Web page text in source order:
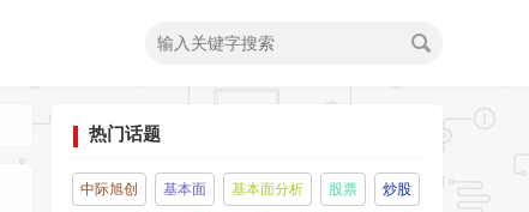
热门话题
中际旭创 基本面 基本面分析 股票 炒股